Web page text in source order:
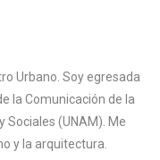
Urbano. Soy egresada
la Comunicación de la
Sociales (UNAM). Me
y la arquitectura.